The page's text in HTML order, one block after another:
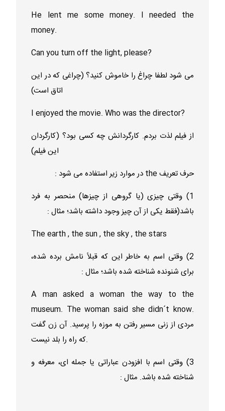
He lent me some money. I needed the
money.
Can you turn off the light, please?
می شود لطفا چراغ را خاموش کنید؟ (چراغی که در این
اتاق است)
I enjoyed the movie. Who was the director?
از فیلم لذت بردم. کارگردانش چه کسی بود؟ (کارگردان
این فیلم)
حرف تعریف the در موارد زیر استفاده می شود :
1) وقتی چیزی (یا گروهی از چیزها) منحصر به فرد
باشد(فقط یکی از آن چیز وجود داشته باشد؛ مثال :
The earth , the sun , the sky , the stars
2) وقتی اسم به خاطر این که قبلاً نامش برده شده،
برای شنونده شناخته شده باشد؛ مثال :
A man asked a woman the way to the
museum. The woman said she didn´t know.
مردی از زنی مسیر رفتن به موزه را پرسید. آن زن گفت
که راه را بلد نیست.
3) وقتی اسم با افزودن عباراتی یا جمله ای، معرفه و
شناخته شده باشد. مثال :